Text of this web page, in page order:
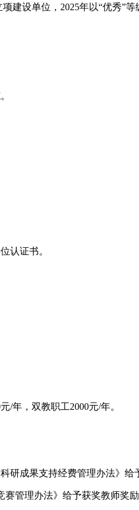
设单位，2025年以“优秀”
认证书。
/年，双教职工2000元/年。
成果支持经费管理办法》
管理办法》给予获奖教师奖